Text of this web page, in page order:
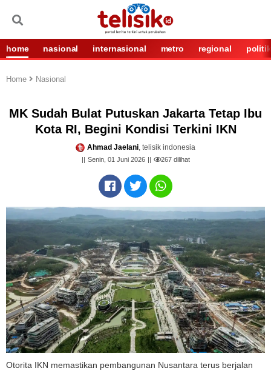
home nasional internasional metro regional politik
Home Nasional
MK Sudah Bulat Putuskan Jakarta Tetap Ibu
Kota RI, Begini Kondisi Terkini IKN
Ahmad Jaelani, telisik indonesia
Senin, 01 Juni 2026 267dilihat
Otorita IKN memastikan pembangunan Nusantara terus berjalan